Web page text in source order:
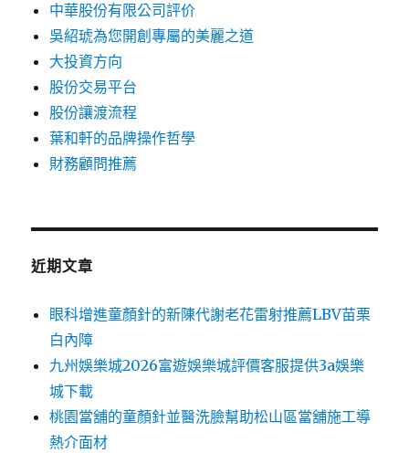
中華股份有限公司評价
吳紹琥為您開創專屬的美麗之道
大投資方向
股份交易平台
股份讓渡流程
葉和軒的品牌操作哲學
財務顧問推薦
近期文章
眼科增進童顏針的新陳代謝老花雷射推薦LBV苗栗
白內障
九州娛樂城2026富遊娛樂城評價客服提供3a娛樂
城下載
桃園當舖的童顏針並醫洗臉幫助松山區當舖施工導
熱介面材